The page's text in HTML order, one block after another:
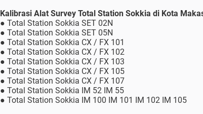
Kalibrasi Alat Survey Total Station Sokkia di Kota
● Total Station Sokkia SET 02N
● Total Station Sokkia SET 05N
● Total Station Sokkia CX / FX 101
● Total Station Sokkia CX / FX 102
● Total Station Sokkia CX / FX 103
● Total Station Sokkia CX / FX 105
● Total Station Sokkia CX / FX 107
● Total Station Sokkia IM 52 IM 55
● Total Station Sokkia IM 100 IM 101 IM 102 IM 105